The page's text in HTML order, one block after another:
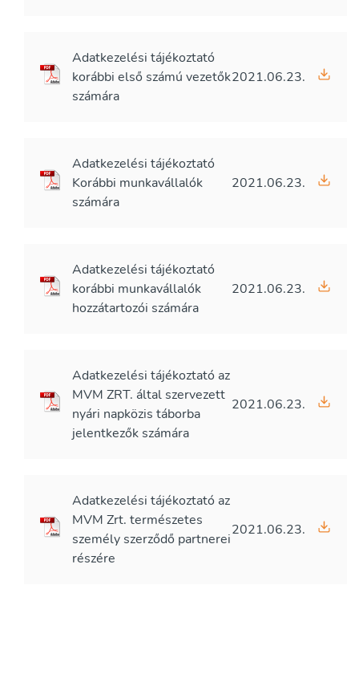
Adatkezelési tájékoztató
korábbi első számú vezetők
számára
2021.06.23.
Adatkezelési tájékoztató
Korábbi munkavállalók
számára
2021.06.23.
Adatkezelési tájékoztató
korábbi munkavállalók
hozzátartozói számára
2021.06.23.
Adatkezelési tájékoztató az
MVM ZRT. által szervezett
nyári napközis táborba
jelentkezők számára
2021.06.23.
Adatkezelési tájékoztató az
MVM Zrt. természetes
személy szerződő partnerei
részére
2021.06.23.